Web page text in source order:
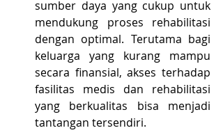
sumber daya yang cukup untuk
mendukung proses rehabilitasi
dengan optimal. Terutama bagi
keluarga yang kurang mampu
secara finansial, akses terhadap
fasilitas medis dan rehabilitasi
yang berkualitas bisa menjadi
tantangan tersendiri.